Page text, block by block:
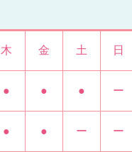
木 金 土 日
● ● ● ー
● ● ー ー